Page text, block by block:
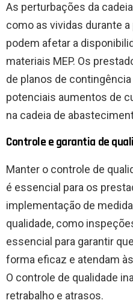
As perturbações da
como as vividas durante a
podem afetar a
materiais MEP. Os
de planos de
potenciais aumentos de
na cadeia de
Controle e garantia de
Manter o controle de
é essencial para os
implementação de
qualidade, como
essencial para garantir
forma eficaz e atendam
O controle de qualidade
retrabalho e atrasos.